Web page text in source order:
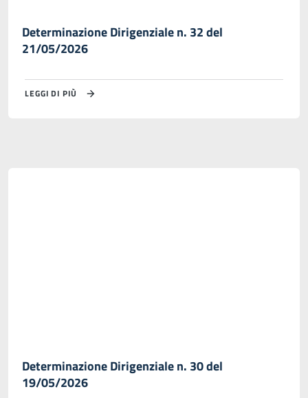
Determinazione Dirigenziale n. 32 del
21/05/2026
LEGGI DI PIÙ
Determinazione Dirigenziale n. 30 del
19/05/2026